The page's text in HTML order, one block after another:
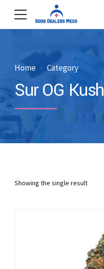
Home Category
Sur OG Kush
Showing the single result